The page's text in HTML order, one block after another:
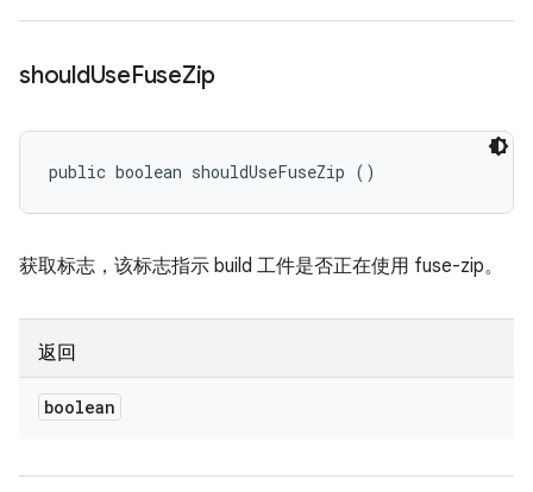
shouldUseFuseZip
public boolean shouldUseFuseZip ()
获取标志，该标志指示 build 工件是否正在使用 fuse-zip。
返回
boolean